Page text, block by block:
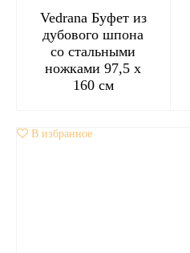
Vedrana Буфет из
дубового шпона
со стальными
ножками 97,5 x
160 см
В избранное